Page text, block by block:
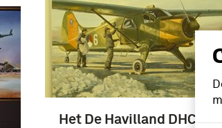
Het De Havilland DHC-2